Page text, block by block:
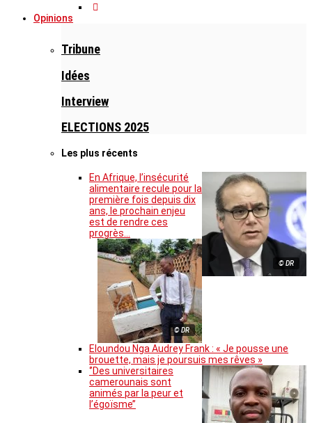
Opinions
Tribune
Idées
Interview
ELECTIONS 2025
Les plus récents
© DR
En Afrique, l’insécurité
alimentaire recule pour la
première fois depuis dix
ans, le prochain enjeu
est de rendre ces
progrès…
© DR
Eloundou Nga Audrey Frank : « Je pousse une
brouette, mais je poursuis mes rêves »
‘’Des universitaires
camerounais sont
animés par la peur et
l’égoïsme’’